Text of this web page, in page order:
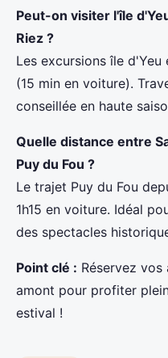
Peut-on visiter l'île
Riez ?
Les excursions île
(15 min en voiture).
conseillée en haute
Quelle distance entre
Puy du Fou ?
Le trajet Puy du Fou
1h15 en voiture. Idéal
des spectacles
Point clé : Réservez
amont pour profiter
estival !